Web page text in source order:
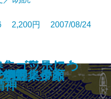
話
自叙伝―
集 私の好き
集 気骨の人
幸
2,200円 2007/08/24
壺／帚木
蝉／夕顔
ゴッホにつ
神
月五集